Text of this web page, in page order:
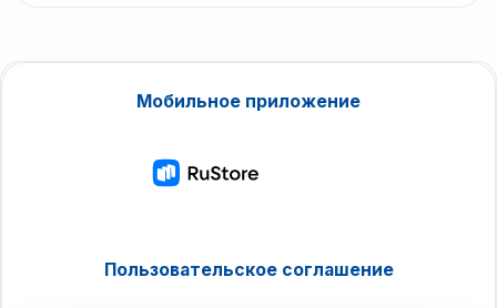
Мобильное приложение
Пользовательское соглашение